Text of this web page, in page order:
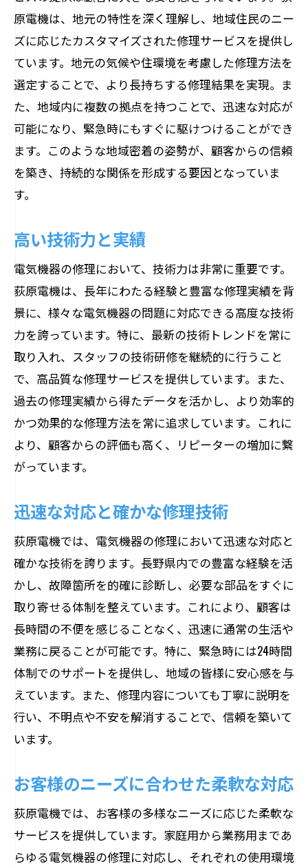
原電機は、地元の特性を深く理解し、地域住民のニー
ズに応じたカスタマイズされた修理サービスを提供し
ています。地元の気候や住環境を考慮した修理方法を
選定することで、より長持ちする修理結果を実現。ま
た、地域内に複数の拠点を持つことで、迅速な対応が
可能になり、緊急時にもすぐに駆けつけることができ
ます。このような地域密着の姿勢が、顧客からの信頼
を築き、持続的な関係を形成する要因となっていま
す。
高い技術力と実績
電気機器の修理において、技術力は非常に重要です。
荻原電機は、長年にわたる経験と豊富な修理実績を背
景に、様々な電気機器の問題に対応できる高度な技術
力を誇っています。特に、最新の技術トレンドを常に
取り入れ、スタッフの技術研修を継続的に行うこと
で、高品質な修理サービスを提供しています。また、
過去の修理実績から得たデータを活かし、より効率的
かつ効果的な修理方法を常に追求しています。これに
より、顧客からの評価も高く、リピーターの増加に繋
がっています。
迅速な対応と確かな修理技術
荻原電機では、電気機器の修理において迅速な対応と
確かな技術を誇ります。長野県内での豊富な経験を活
かし、故障箇所を的確に診断し、必要な部品をすぐに
取り寄せる体制を整えています。これにより、顧客は
長時間の不便を感じることなく、迅速に通常の生活や
業務に戻ることが可能です。特に、緊急時には24時間
体制でのサポートを提供し、地域の皆様に安心感を与
えています。また、修理内容についても丁寧に説明を
行い、不明点や不安を解消することで、信頼を築いて
います。
お客様のニーズに合わせた柔軟な対応
荻原電機では、お客様の多様なニーズに応じた柔軟な
サービスを提供しています。家庭用から業務用まであ
らゆる電気機器の修理に対応し、それぞれの使用環境